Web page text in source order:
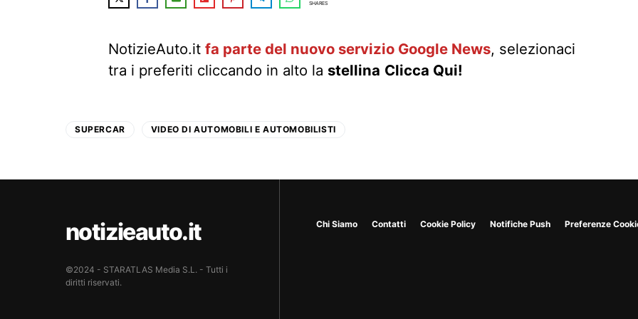
SHARES
NotizieAuto.it fa parte del nuovo servizio Google News, selezionaci
tra i preferiti cliccando in alto la stellina Clicca Qui!
SUPERCAR VIDEO DI AUTOMOBILI E AUTOMOBILISTI
notizieauto.it
©2024 - STARATLAS Media S.L. - Tutti i
diritti riservati.
Chi Siamo Contatti Cookie Policy Notifiche Push Preferenze